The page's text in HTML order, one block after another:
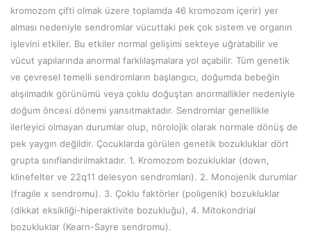
kromozom çifti olmak üzere toplamda 46 kromozom içerir) yer
alması nedeniyle sendromlar vücuttaki pek çok sistem ve organın
işlevini etkiler. Bu etkiler normal gelişimi sekteye uğratabilir ve
vücut yapılarında anormal farklılaşmalara yol açabilir. Tüm genetik
ve çevresel temelli sendromların başlangıcı, doğumda bebeğin
alışılmadık görünümü veya çoklu doğuştan anormallikler nedeniyle
doğum öncesi dönemi yansıtmaktadır. Sendromlar genellikle
ilerleyici olmayan durumlar olup, nörolojik olarak normale dönüş de
pek yaygın değildir. Çocuklarda görülen genetik bozukluklar dört
grupta sınıflandırılmaktadır. 1. Kromozom bozukluklar (down,
klinefelter ve 22q11 delesyon sendromları). 2. Monojenik durumlar
(fragile x sendromu). 3. Çoklu faktörler (poligenik) bozukluklar
(dikkat eksikliği-hiperaktivite bozukluğu), 4. Mitokondrial
bozukluklar (Kearn-Sayre sendromu).